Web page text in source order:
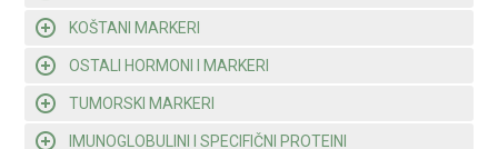
KOŠTANI MARKERI
OSTALI HORMONI I MARKERI
TUMORSKI MARKERI
IMUNOGLOBULINI I SPECIFIČNI PROTEINI